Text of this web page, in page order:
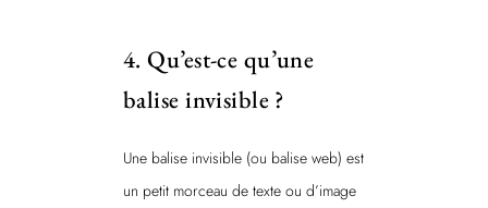
4. Qu’est-ce qu’une
balise invisible ?
Une balise invisible (ou balise web) est
un petit morceau de texte ou d’image